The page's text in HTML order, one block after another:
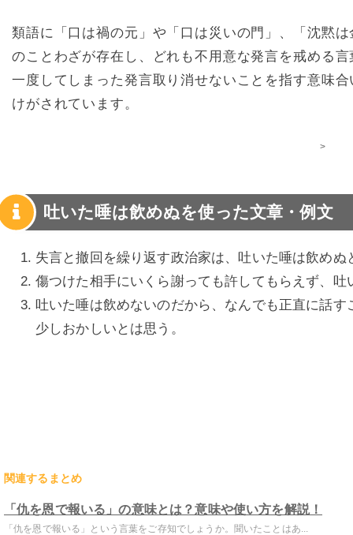
類語に「口は禍の元」や「口は災いの門」、「沈黙
のことわざが存在し、どれも不用意な発言を戒める
一度してしまった発言取り消せないことを指す意味
けがされています。
>
吐いた唾は飲めぬを使った文章・例文
失言と撤回を繰り返す政治家は、吐いた唾は飲め
傷つけた相手にいくら謝っても許してもらえず、
吐いた唾は飲めないのだから、なんでも正直に話
少しおかしいとは思う。
関連するまとめ
「仇を恩で報いる」の意味とは？意味や使い方を解説！
「仇を恩で報いる」という言葉をご存知でしょうか。聞いたことはあ...